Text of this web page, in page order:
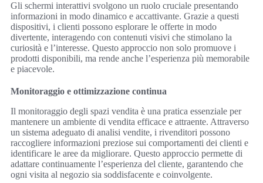
Gli schermi interattivi svolgono un ruolo cruciale presentando
informazioni in modo dinamico e accattivante. Grazie a questi
dispositivi, i clienti possono esplorare le offerte in modo
divertente, interagendo con contenuti visivi che stimolano la
curiosità e l’interesse. Questo approccio non solo promuove i
prodotti disponibili, ma rende anche l’esperienza più memorabile
e piacevole.
Monitoraggio e ottimizzazione continua
Il monitoraggio degli spazi vendita è una pratica essenziale per
mantenere un ambiente di vendita efficace e attraente. Attraverso
un sistema adeguato di analisi vendite, i rivenditori possono
raccogliere informazioni preziose sui comportamenti dei clienti e
identificare le aree da migliorare. Questo approccio permette di
adattare continuamente l’esperienza del cliente, garantendo che
ogni visita al negozio sia soddisfacente e coinvolgente.